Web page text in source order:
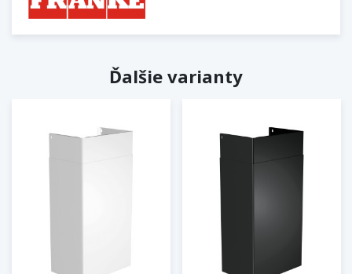
Ďalšie varianty